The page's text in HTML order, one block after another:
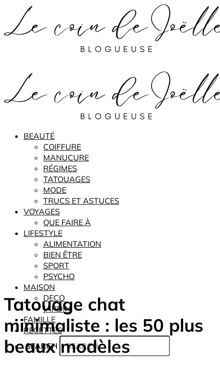
BEAUTÉ
COIFFURE
MANUCURE
RÉGIMES
TATOUAGES
MODE
TRUCS ET ASTUCES
VOYAGES
QUE FAIRE À
LIFESTYLE
ALIMENTATION
BIEN ÊTRE
SPORT
PSYCHO
MAISON
DECO
JARDIN
FAMILLE
RECETTES
SEARCH
Tatouage chat
minimaliste : les 50 plus
beaux modèles